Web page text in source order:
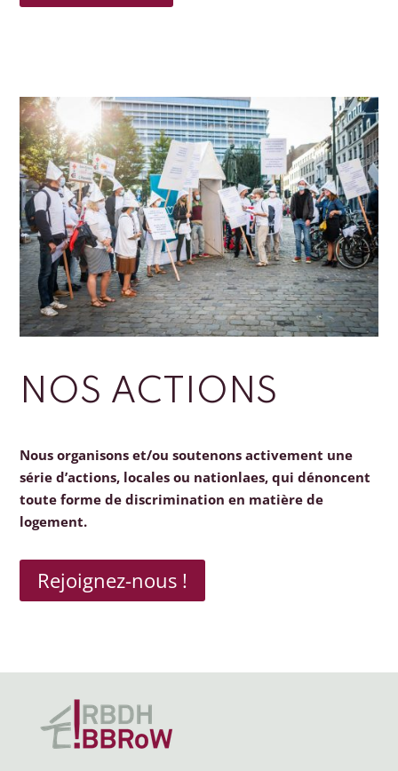
NOS ACTIONS
Nous organisons et/ou soutenons activement une
série d’actions, locales ou nationlaes, qui dénoncent
toute forme de discrimination en matière de
logement.
Rejoignez-nous !